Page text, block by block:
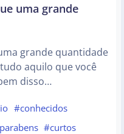
uma grande
grande quantidade
aquilo que você
disso…
#conhecidos
#curtos